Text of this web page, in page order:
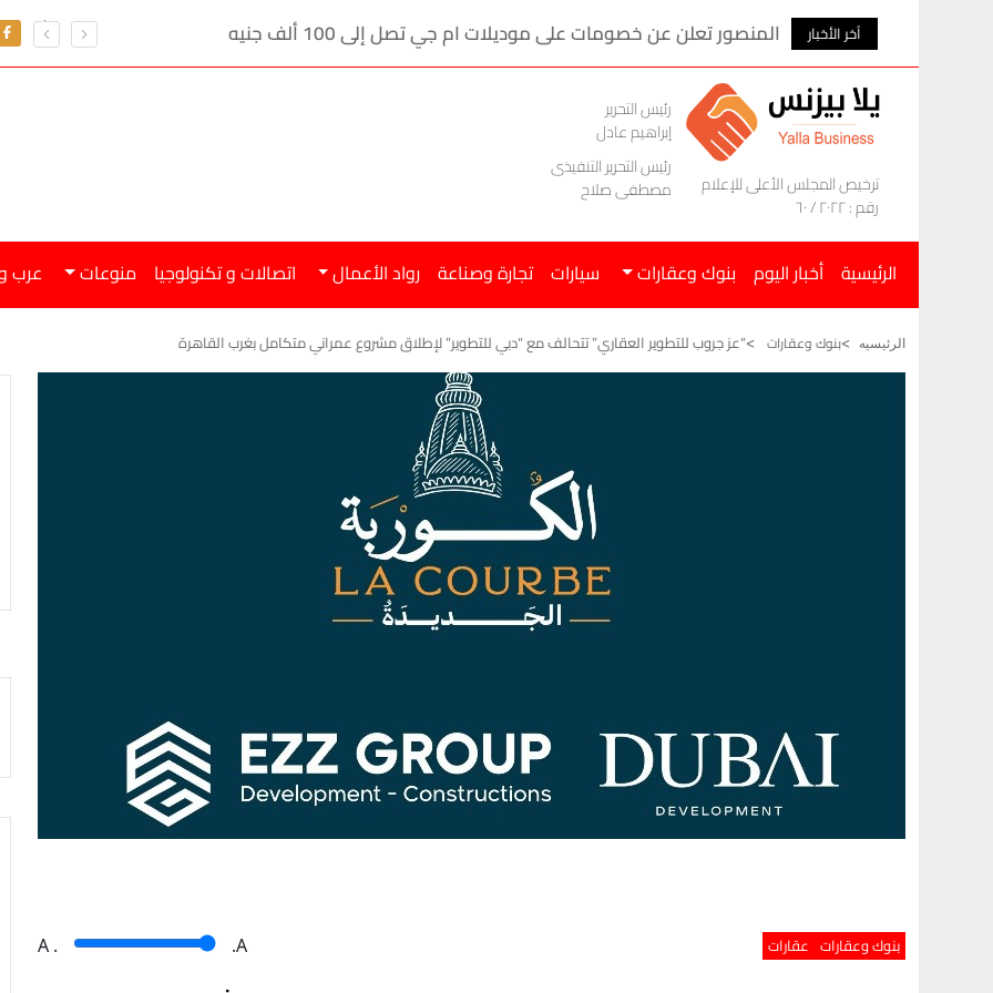
آخر الأخبار المنصور تعلن عن خصومات على موديلات ام جي تصل إلى 100 ألف جنيه
ترخيص المجلس الأعلى للإعلام
رقم : ٢٠٢٢ / ٦٠
رئيس التحرير
إبراهيم عادل
رئيس التحرير التنفيذى
مصطفى صلاح
الرئيسية أخبار اليوم بنوك وعقارات سيارات تجارة وصناعة رواد الأعمال اتصالات و تكنولوجيا منوعات عرب
الرئيسيه بنوك وعقارات “عز جروب للتطوير العقاري” تتحالف مع “دبي للتطوير” لإطلاق مشروع عمراني متكامل بغرب القاهرة
بنوك وعقارات عقارات A . .A